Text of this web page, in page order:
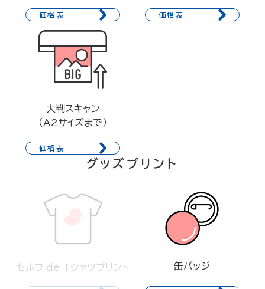
価格表 価格表
大判スキャン
（A2サイズまで）
価格表
グッズプリント
セルフ de Tシャツプリント 缶バッジ